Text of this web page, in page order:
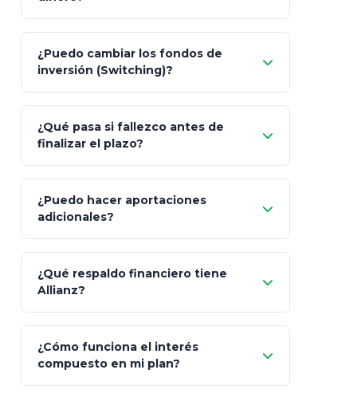
inflación), Dólares o Euros
¿Puedo cambiar los fondos de
inversión (Switching)?
"Switching" (cambio de fondos)
¿Qué pasa si fallezco antes de
finalizar el plazo?
100% a tus
beneficiarios designados
¿Puedo hacer aportaciones
adicionales?
¿Qué respaldo financiero tiene
Allianz?
AA (Muy Fuerte)
¿Cómo funciona el interés
compuesto en mi plan?